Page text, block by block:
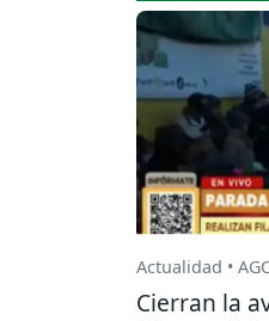
Actualidad •
Cierran la